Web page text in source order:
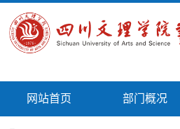
网站首页 部门概况